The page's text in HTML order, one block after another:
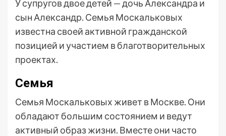
У супругов двое детей — дочь Александра и
сын Александр. Семья Москальковых
известна своей активной гражданской
позицией и участием в благотворительных
проектах.
Семья
Семья Москальковых живет в Москве. Они
обладают большим состоянием и ведут
активный образ жизни. Вместе они часто